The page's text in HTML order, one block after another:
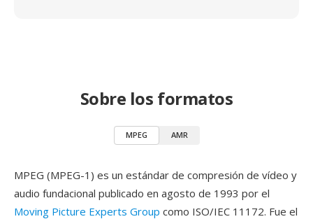
Sobre los formatos
MPEG AMR
MPEG (MPEG-1) es un estándar de compresión de vídeo y
audio fundacional publicado en agosto de 1993 por el
Moving Picture Experts Group como ISO/IEC 11172. Fue el